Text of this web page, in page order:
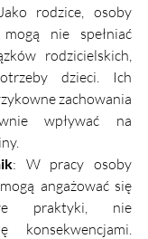
rodzice, osoby
mogą nie spełniać
rodzicielskich,
dzieci. Ich
zachowania
wpływać na
: W pracy osoby
angażować się
praktyki, nie
konsekwencjami.